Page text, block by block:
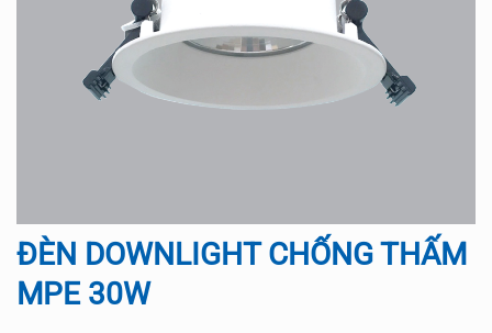
ĐÈN DOWNLIGHT CHỐNG THẤM
MPE 30W